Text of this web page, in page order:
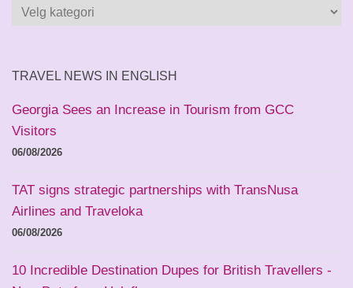
Kategorier
TRAVEL NEWS IN ENGLISH
Georgia Sees an Increase in Tourism from GCC
Visitors
06/08/2026
TAT signs strategic partnerships with TransNusa
Airlines and Traveloka
06/08/2026
10 Incredible Destination Dupes for British Travellers -